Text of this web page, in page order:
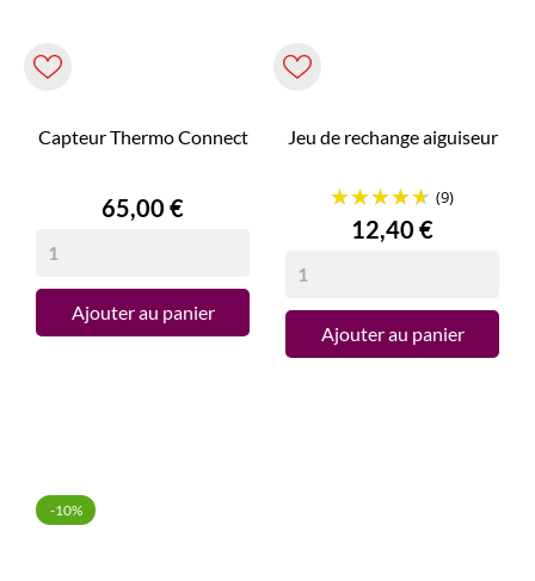
Capteur Thermo Connect
Prix
65,00 €
Ajouter au panier
Jeu de rechange aiguiseur
(9)
Prix
12,40 €
Ajouter au panier
-10%